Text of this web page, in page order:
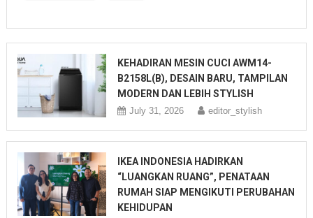
KEHADIRAN MESIN CUCI AWM14-
B2158L(B), DESAIN BARU, TAMPILAN
MODERN DAN LEBIH STYLISH
July 31, 2026 editor_stylish
IKEA INDONESIA HADIRKAN
“LUANGKAN RUANG”, PENATAAN
RUMAH SIAP MENGIKUTI PERUBAHAN
KEHIDUPAN